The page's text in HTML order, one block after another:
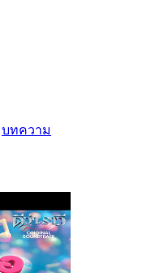
บทความ